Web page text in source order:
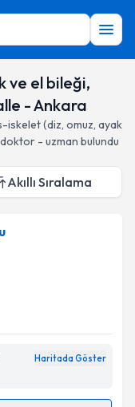
ve el bileği,
- Ankara
iskelet (diz, omuz, ayak
- uzman bulundu
Akıllı Sıralama
Haritada Göster